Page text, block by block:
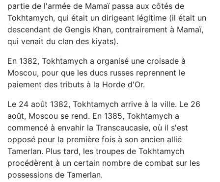
partie de l'armée de Mamaï passa aux côtés de
Tokhtamych, qui était un dirigeant légitime (il était un
descendant de Gengis Khan, contrairement à Mamaï,
qui venait du clan des kiyats).
En 1382, Tokhtamych a organisé une croisade à
Moscou, pour que les ducs russes reprennent le
paiement des tributs à la Horde d'Or.
Le 24 août 1382, Tokhtamych arrive à la ville. Le 26
août, Moscou se rend. En 1385, Tokhtamych a
commencé à envahir la Transcaucasie, où il s'est
opposé pour la première fois à son ancien allié
Tamerlan. Plus tard, les troupes de Tokhtamych
procédèrent à un certain nombre de combat sur les
possessions de Tamerlan.